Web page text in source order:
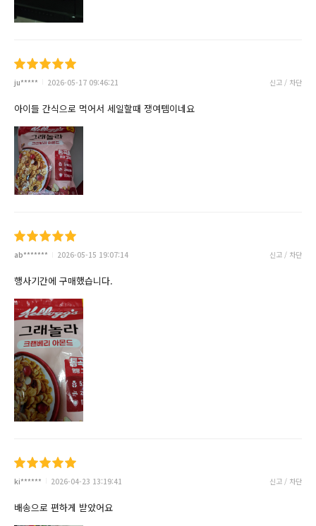
ju***** 2026-05-17 09:46:21 신고 / 차단
아이들 간식으로 먹어서 세일할때 쟁여템이네요
ab******* 2026-05-15 19:07:14 신고 / 차단
행사기간에 구매했습니다.
ki****** 2026-04-23 13:19:41 신고 / 차단
배송으로 편하게 받았어요